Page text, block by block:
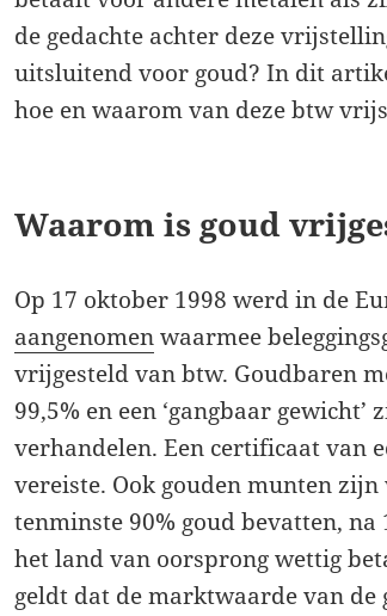
de gedachte achter deze
uitsluitend voor goud? In dit
hoe en waarom van deze btw
Waarom is goud
Op 17 oktober 1998 werd in de
aangenomenwaarmee
vrijgesteld van btw. Goudbaren
99,5% en een ‘gangbaar
verhandelen. Een certificaat van
vereiste. Ook gouden munten
tenminste 90% goud bevatten,
het land van oorsprong wettig
geldt dat de marktwaarde van de